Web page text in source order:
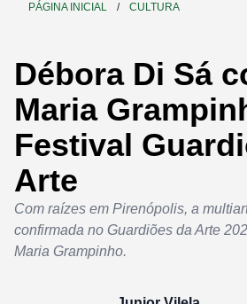
PÁGINA INICIAL / CULTURA
Débora Di Sá
Maria
Festival
Arte
Com raízes em Pirenópolis, a
confirmada no Guardiões da Arte
Maria Grampinho.